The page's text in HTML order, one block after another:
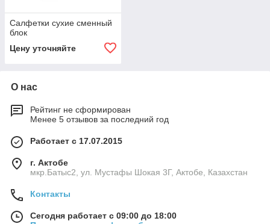
Салфетки сухие сменный
блок
Цену уточняйте
О нас
Рейтинг не сформирован
Менее 5 отзывов за последний год
Работает с 17.07.2015
г. Актобе
мкр.Батыс2, ул. Мустафы Шокая 3Г, Актобе, Казахстан
Контакты
Сегодня работает с 09:00 до 18:00